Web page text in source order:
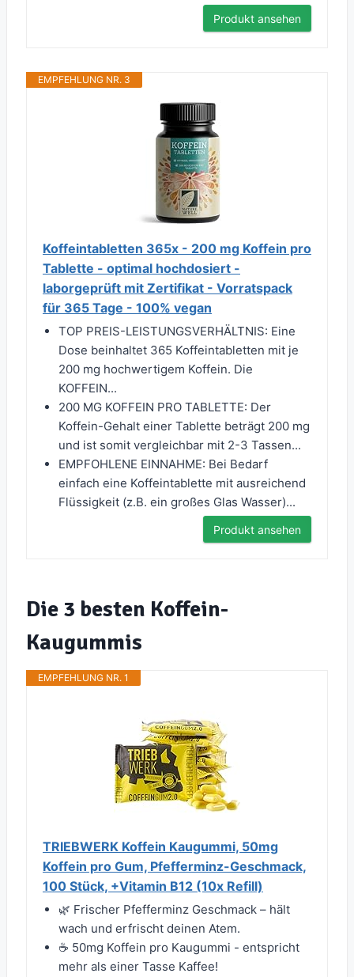
Produkt ansehen
EMPFEHLUNG NR. 3
Koffeintabletten 365x - 200 mg Koffein pro
Tablette - optimal hochdosiert -
laborgeprüft mit Zertifikat - Vorratspack
für 365 Tage - 100% vegan
TOP PREIS-LEISTUNGSVERHÄLTNIS: Eine
Dose beinhaltet 365 Koffeintabletten mit je
200 mg hochwertigem Koffein. Die
KOFFEIN...
200 MG KOFFEIN PRO TABLETTE: Der
Koffein-Gehalt einer Tablette beträgt 200 mg
und ist somit vergleichbar mit 2-3 Tassen...
EMPFOHLENE EINNAHME: Bei Bedarf
einfach eine Koffeintablette mit ausreichend
Flüssigkeit (z.B. ein großes Glas Wasser)...
Produkt ansehen
Die 3 besten Koffein-
Kaugummis
EMPFEHLUNG NR. 1
TRIEBWERK Koffein Kaugummi, 50mg
Koffein pro Gum, Pfefferminz-Geschmack,
100 Stück, +Vitamin B12 (10x Refill)
🌿 Frischer Pfefferminz Geschmack – hält
wach und erfrischt deinen Atem.
☕ 50mg Koffein pro Kaugummi - entspricht
mehr als einer Tasse Kaffee!